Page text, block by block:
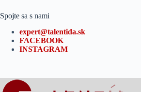
Spojte sa s nami
expert@talentida.sk
FACEBOOK
INSTAGRAM